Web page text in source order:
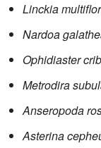
Linckia
Nardoa
Ophidiaster
Metrodira
Anseropoda
Asterina